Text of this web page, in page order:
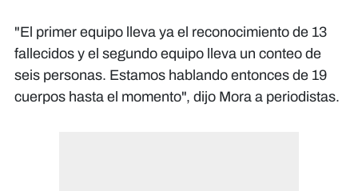
"El primer equipo lleva ya el reconocimiento de 13
fallecidos y el segundo equipo lleva un conteo de
seis personas. Estamos hablando entonces de 19
cuerpos hasta el momento", dijo Mora a periodistas.